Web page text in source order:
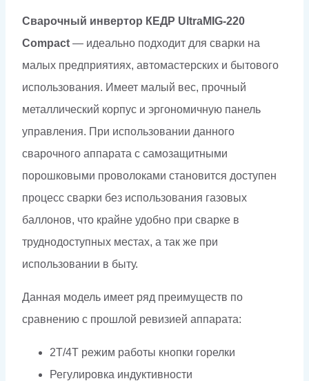
Сварочный инвертор КЕДР UltraMIG-220
Compact — идеально подходит для сварки на
малых предприятиях, автомастерских и бытового
использования. Имеет малый вес, прочный
металлический корпус и эргономичную панель
управления. При использовании данного
сварочного аппарата с самозащитными
порошковыми проволоками становится доступен
процесс сварки без использования газовых
баллонов, что крайне удобно при сварке в
труднодоступных местах, а так же при
использовании в быту.
Данная модель имеет ряд преимуществ по
сравнению с прошлой ревизией аппарата:
2Т/4Т режим работы кнопки горелки
Регулировка индуктивности